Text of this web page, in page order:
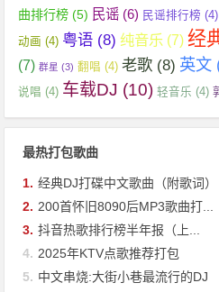
曲排行榜 (5) 民谣 (6) 民谣排行榜 (4)
动画 (4) 粤语 (8) 纯音乐 (7) 经
(7) 群星 (3) 翻唱 (4) 老歌 (8) 英文
说唱 (4) 车载DJ (10) 轻音乐 (4)
最热打包歌曲
1. 经典DJ打碟中文歌曲（附歌词）
2. 200首怀旧8090后MP3歌曲打...
3. 抖音热歌排行榜半年报（上...
4. 2025年KTV点歌推荐打包
5. 中文串烧:大街小巷最流行的DJ